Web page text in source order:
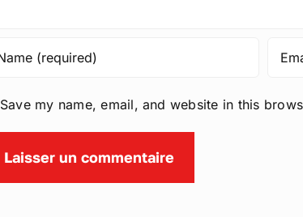
Save my name, email, and website in this